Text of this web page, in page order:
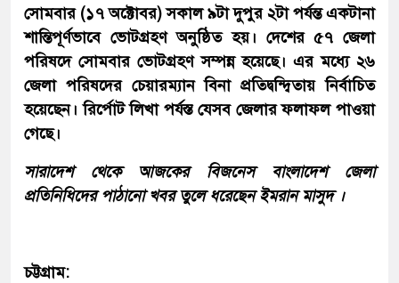
সোমবার (১৭ অক্টোবর) সকাল ৯টা দুপুর ২টা পর্যন্ত একটানা
শান্তিপূর্ণভাবে ভোটগ্রহণ অনুষ্ঠিত হয়। দেশের ৫৭ জেলা
পরিষদে সোমবার ভোটগ্রহণ সম্পন্ন হয়েছে। এর মধ্যে ২৬
জেলা পরিষদের চেয়ারম্যান বিনা প্রতিদ্বন্দ্বিতায় নির্বাচিত
হয়েছেন। রির্পোট লিখা পর্যস্ত যেসব জেলার ফলাফল পাওয়া
গেছে।
সারাদেশ থেকে আজকের বিজনেস বাংলাদেশ জেলা
প্রতিনিধিদের পাঠানো খবর তুলে ধরেছেন ইমরান মাসুদ ।
চট্টগ্রাম: